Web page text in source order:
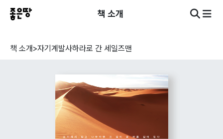
책 소개
책 소개>자기계발사하라로 간 세일즈맨